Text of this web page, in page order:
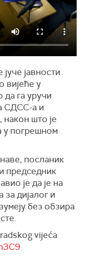
јуче јавности
вијеће у
да га уручи
СДСС-а и
што је
у погрешном
посланик
председник
је да је на
дијалог и
без обзира
vijeća